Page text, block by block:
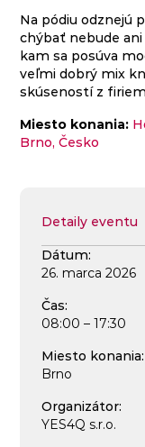
Na pódiu odznejú
chýbať nebude ani
kam sa posúva
veľmi dobrý mix
skúseností z
Miesto konania:
Brno, Česko
Detaily eventu
Dátum:
26. marca 2026
Čas:
08:00 – 17:30
Miesto konania:
Brno
Organizátor:
YES4Q s.r.o.